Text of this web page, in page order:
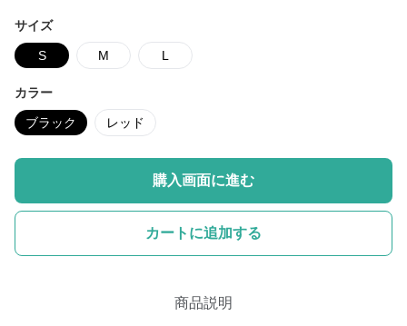
サイズ
S M L
カラー
ブラック レッド
購入画面に進む
カートに追加する
商品説明